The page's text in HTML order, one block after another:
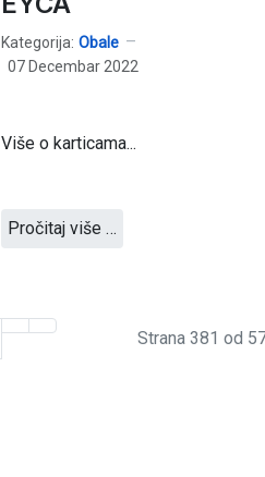
Kategorija: Obale
07 Decembar 2022
Više o karticama...
Pročitaj više …
Strana 381 od